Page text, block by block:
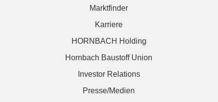
Marktfinder
Karriere
HORNBACH Holding
Hornbach Baustoff Union
Investor Relations
Presse/Medien